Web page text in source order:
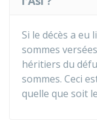
Si le décès a eu
sommes
héritiers du
sommes. Ceci
quelle que soit